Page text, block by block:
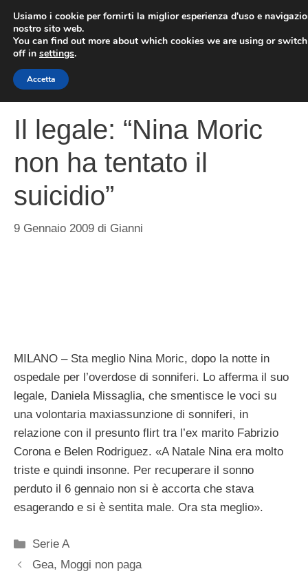
contenuto
Il legale: “Nina Moric
non ha tentato il
suicidio”
9 Gennaio 2009 di Gianni
MILANO – Sta meglio Nina Moric, dopo la notte in
ospedale per l’overdose di sonniferi. Lo afferma il suo
legale, Daniela Missaglia, che smentisce le voci su
una volontaria maxiassunzione di sonniferi, in
relazione con il presunto flirt tra l’ex marito Fabrizio
Corona e Belen Rodriguez. «A Natale Nina era molto
triste e quindi insonne. Per recuperare il sonno
perduto il 6 gennaio non si è accorta che stava
esagerando e si è sentita male. Ora sta meglio».
Categorie
Serie A
Gea, Moggi non paga
Usiamo i cookie per fornirti la miglior esperienza d'uso e
nostro sito web.
You can find out more about which cookies we are using or
off in settings.
Accetta